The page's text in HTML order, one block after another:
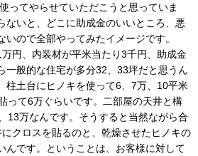
ってやらせていただこうと思っていま
ないと、どこに助成金のいいところ、悪
ので全部やってみたイメージです。
円、内装材が平米当たり3千円、助成金
一般的な住宅が多分32、33坪だと思うん
柱土台にヒノキを使って6、7万、10平米
って6万ぐらいです。二部屋の天井と構
13万なんです。そうすると当然ながら合
クロスを貼るのと、乾燥させたヒノキの
んです。ということは、お客様に対して